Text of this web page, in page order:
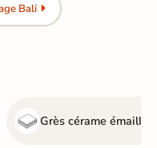
Bali
Grès cérame émaillé